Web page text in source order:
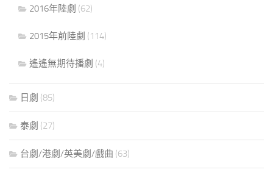
2016年陸劇 (62)
2015年前陸劇 (114)
遙遙無期待播劇 (4)
日劇 (85)
泰劇 (27)
台劇/港劇/英美劇/戲曲 (63)